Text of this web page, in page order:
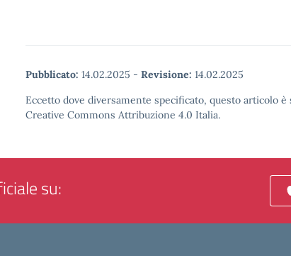
Pubblicato: 14.02.2025 - Revisione: 14.02.2025
Eccetto dove diversamente specificato, questo articolo
Creative Commons Attribuzione 4.0 Italia.
su: